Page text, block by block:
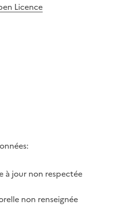
Licence
à jour non respectée
non renseignée